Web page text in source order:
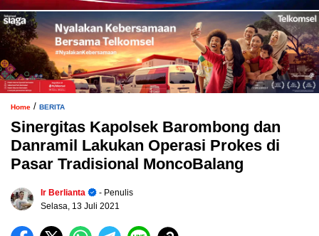
Home / BERITA
Sinergitas Kapolsek Barombong dan
Danramil Lakukan Operasi Prokes di
Pasar Tradisional MoncoBalang
Ir Berlianta
- Penulis
Selasa, 13 Juli 2021